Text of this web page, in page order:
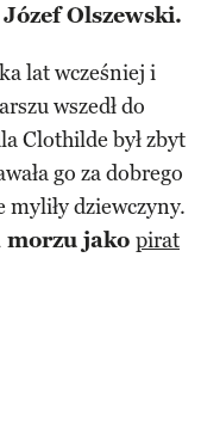
Olszewski.
lat wcześniej i
wszedł do
Clothilde był zbyt
go za dobrego
myliły dziewczyny.
morzu jako pirat